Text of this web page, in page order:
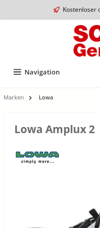
Kostenloser
Navigation
Marken Lowa
Lowa Amplux 2